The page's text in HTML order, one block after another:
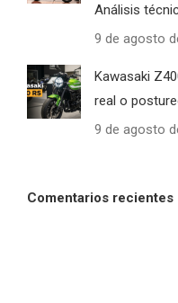
Análisis
9 de agosto
Kawasaki
real o
9 de agosto
Comentarios recientes